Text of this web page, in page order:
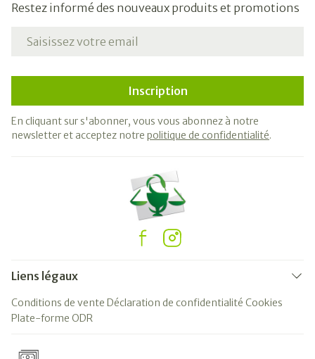
Restez informé des nouveaux produits et promotions
Adresse mail
Inscription
En cliquant sur s'abonner, vous vous abonnez à notre
newsletter et acceptez notre politique de confidentialité.
Liens légaux
Conditions de vente Déclaration de confidentialité Cookies
Plate-forme ODR